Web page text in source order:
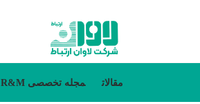
مقالات مجله تخصصی R&M